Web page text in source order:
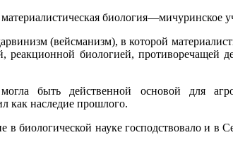
биология—мичуринское
(вейсманизм), в которой
биологией, противоречащей
быть действенной основой для
как наследие прошлого.
в биологической науке господствовало и в